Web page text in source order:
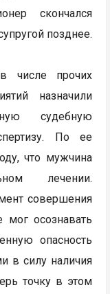
скончался
позднее.
числе прочих
назначили
судебную
По ее
что мужчина
лечении.
совершения
осознавать
опасность
в силу наличия
точку в этом